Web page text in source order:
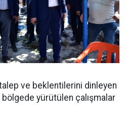
ve beklentilerini dinleyen
bölgede yürütülen çalışmalar